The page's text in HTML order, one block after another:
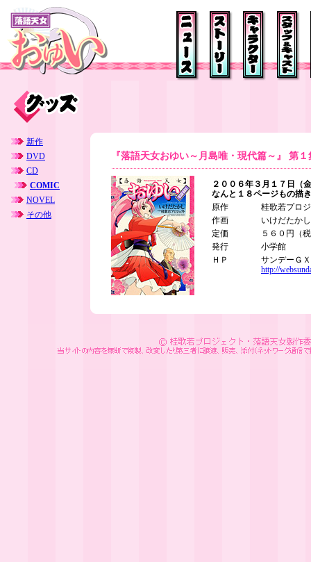
新作
DVD
CD
COMIC
NOVEL
その他
『落語天女おゆい～月島唯・現代篇～』 第１
２００６年３月１７日（
なんと１８ページもの描
原作
桂歌若プロ
作画
いけだたかし
定価
５６０円（
発行
小学館
ＨＰ
サンデーＧ
http://